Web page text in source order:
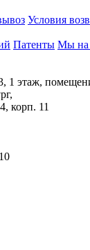
Условия
Патенты Мы на
1 этаж,
,
корп. 11